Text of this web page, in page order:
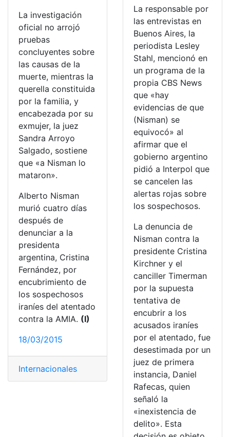
La investigación
oficial no arrojó
pruebas
concluyentes sobre
las causas de la
muerte, mientras la
querella constituida
por la familia, y
encabezada por su
exmujer, la juez
Sandra Arroyo
Salgado, sostiene
que «a Nisman lo
mataron».
Alberto Nisman
murió cuatro días
después de
denunciar a la
presidenta
argentina, Cristina
Fernández, por
encubrimiento de
los sospechosos
iraníes del atentado
contra la AMIA. (I)
18/03/2015
Internacionales
La responsable por
las entrevistas en
Buenos Aires, la
periodista Lesley
Stahl, mencionó en
un programa de la
propia CBS News
que «hay
evidencias de que
(Nisman) se
equivocó» al
afirmar que el
gobierno argentino
pidió a Interpol que
se cancelen las
alertas rojas sobre
los sospechosos.
La denuncia de
Nisman contra la
presidente Cristina
Kirchner y el
canciller Timerman
por la supuesta
tentativa de
encubrir a los
acusados iraníes
por el atentado, fue
desestimada por un
juez de primera
instancia, Daniel
Rafecas, quien
señaló la
«inexistencia de
delito». Esta